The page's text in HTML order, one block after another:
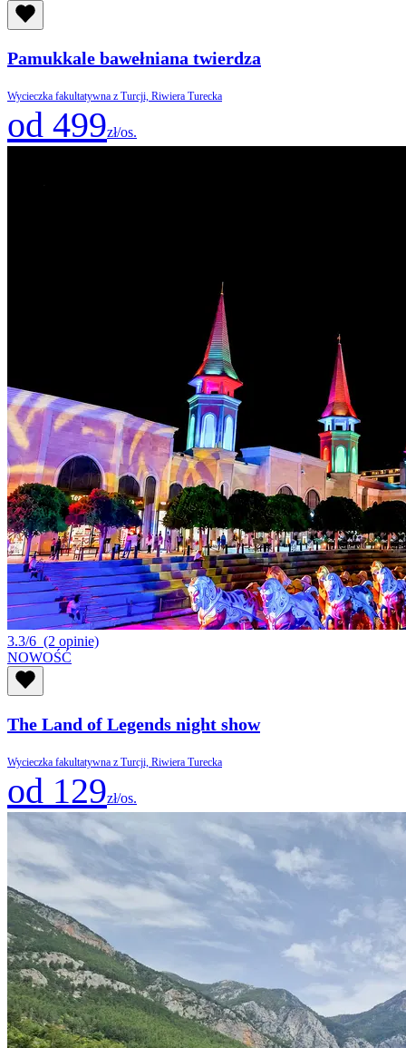
Pamukkale bawełniana twierdza
Wycieczka fakultatywna z Turcji, Riwiera Turecka
od 499zł/os.
3.3/6 (2 opinie)
NOWOŚĆ
The Land of Legends night show
Wycieczka fakultatywna z Turcji, Riwiera Turecka
od 129zł/os.